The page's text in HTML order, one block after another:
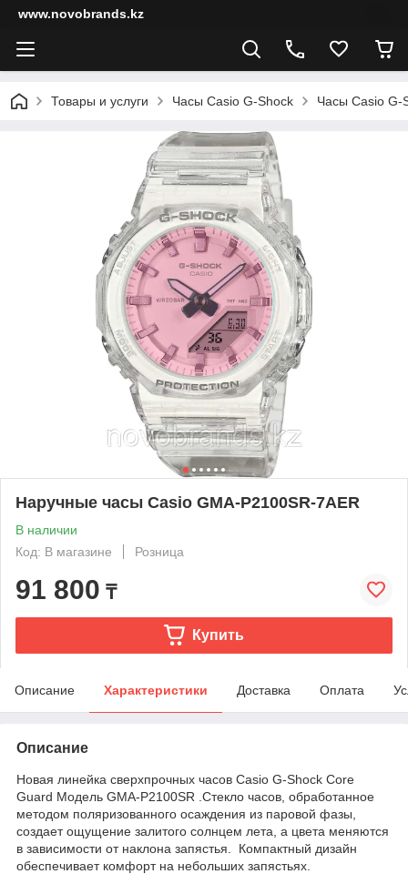
www.novobrands.kz
Товары и услуги Часы Casio G-Shock Часы Casio G-
Наручные часы Casio GMA-P2100SR-7AER
В наличии
Код: В магазине
Розница
91 800 ₸
Купить
Описание Характеристики Доставка Оплата
Описание
Новая линейка сверхпрочных часов Casio G-Shock Core
Guard Модель GMA-P2100SR .Стекло часов, обработанное
методом поляризованного осаждения из паровой фазы,
создает ощущение залитого солнцем лета, а цвета меняются
в зависимости от наклона запястья. Компактный дизайн
обеспечивает комфорт на небольших запястьях.